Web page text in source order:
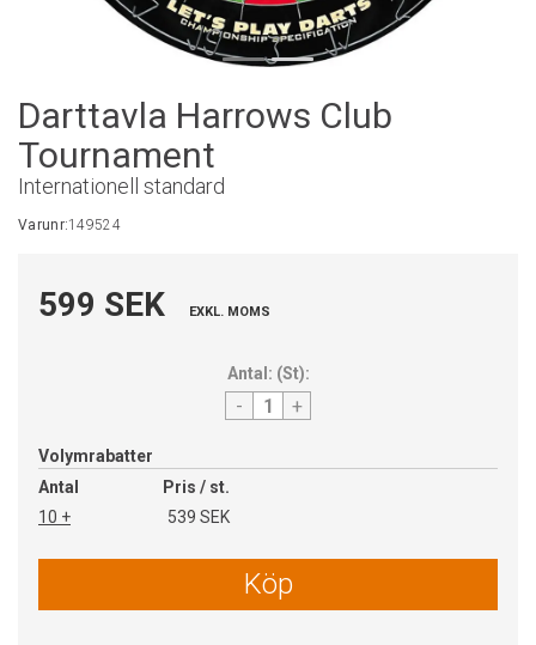
Darttavla Harrows Club
Tournament
Internationell standard
Varunr:149524
599 SEK EXKL. MOMS
Antal: (St):
- +
Volymrabatter
Antal
Pris / st.
10 +
539 SEK
Köp